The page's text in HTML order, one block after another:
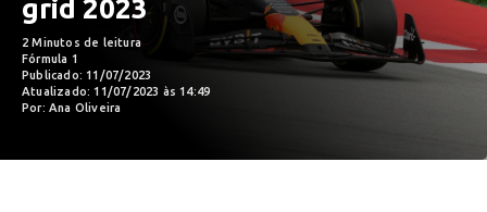
grid 2023
2 Minutos de leitura
Fórmula 1
Publicado: 11/07/2023
Atualizado: 11/07/2023 às 14:49
Por: Ana Oliveira